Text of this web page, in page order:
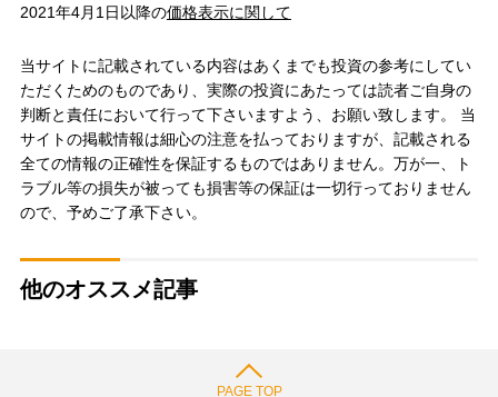
2021年4月1日以降の価格表示に関して
当サイトに記載されている内容はあくまでも投資の参考にしてい
ただくためのものであり、実際の投資にあたっては読者ご自身の
判断と責任において行って下さいますよう、お願い致します。 当
サイトの掲載情報は細心の注意を払っておりますが、記載される
全ての情報の正確性を保証するものではありません。万が一、ト
ラブル等の損失が被っても損害等の保証は一切行っておりません
ので、予めご了承下さい。
他のオススメ記事
PAGE TOP